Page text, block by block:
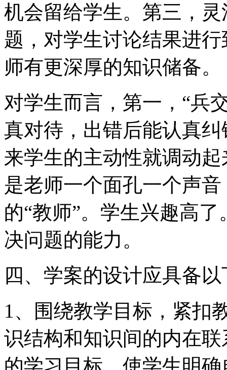
机会留给学生。第三，
题，对学生讨论结果进
师有更深厚的知识储备。
对学生而言，第一，“兵
真对待，出错后能认真
来学生的主动性就调动
是老师一个面孔一个声
的“教师”。学生兴趣高
决问题的能力。
四、学案的设计应具备
1、围绕教学目标，紧扣
识结构和知识间的内在
的学习目标，使学生明